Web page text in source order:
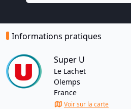
Informations pratiques
Super U
Le Lachet
Olemps
France
Voir sur la carte